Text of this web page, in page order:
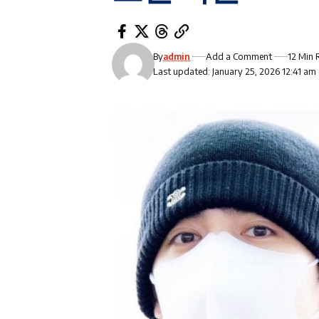
Last updated: January 25, 2026 12:41 am
Byadmin Add a Comment 12 Min